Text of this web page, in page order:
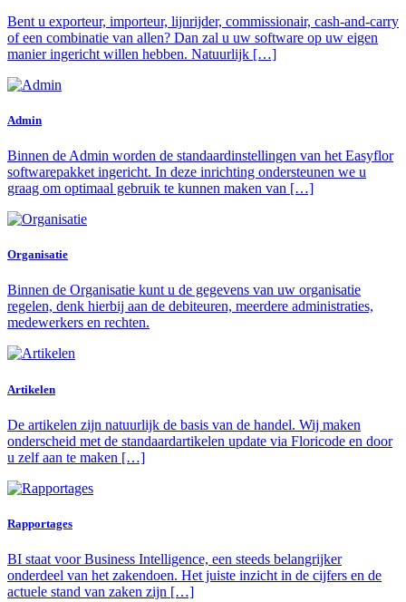
Bent u exporteur, importeur, lijnrijder, commissionair, cash-and-carry
of een combinatie van allen? Dan zal u uw software op uw eigen
manier ingericht willen hebben. Natuurlijk […]
Admin
Binnen de Admin worden de standaardinstellingen van het Easyflor
softwarepakket ingericht. In deze inrichting ondersteunen we u
graag om optimaal gebruik te kunnen maken van […]
Organisatie
Binnen de Organisatie kunt u de gegevens van uw organisatie
regelen, denk hierbij aan de debiteuren, meerdere administraties,
medewerkers en rechten.
Artikelen
De artikelen zijn natuurlijk de basis van de handel. Wij maken
onderscheid met de standaardartikelen update via Floricode en door
u zelf aan te maken […]
Rapportages
BI staat voor Business Intelligence, een steeds belangrijker
onderdeel van het zakendoen. Het juiste inzicht in de cijfers en de
actuele stand van zaken zijn […]